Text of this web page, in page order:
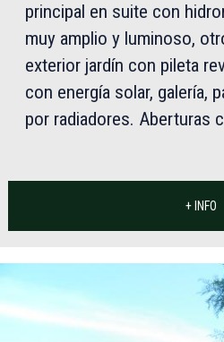
principal en suite con
muy amplio y luminoso,
exterior jardín con pileta
con energía solar, galería,
por radiadores. Aberturas
+ INFO